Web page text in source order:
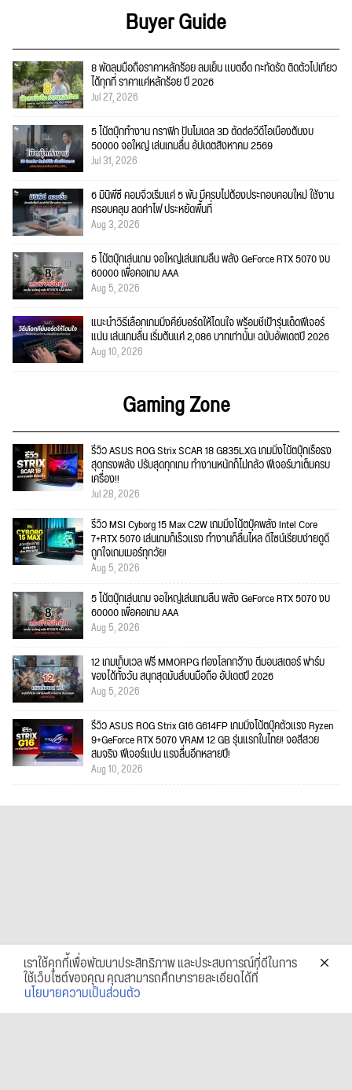
Buyer Guide
8 พัดลมมือถือราคาหลักร้อย ลมเย็น แบตอึด กะทัดรัด ติดตัวไปเที่ยว
ได้ทุกที่ ราคาแค่หลักร้อย ปี 2026
Jul 27, 2026
5 โน้ตบุ๊กทำงาน กราฟิก ปั้นโมเดล 3D ตัดต่อวีดีโอเบื้องต้นงบ
50000 จอใหญ่ เล่นเกมลื่น อัปเดตสิงหาคม 2569
Jul 31, 2026
6 มินิพีซี คอมจิ๋วเริ่มแค่ 5 พัน มีครบไม่ต้องประกอบคอมใหม่ ใช้งาน
ครอบคลุม ลดค่าไฟ ประหยัดพื้นที่
Aug 3, 2026
5 โน้ตบุ๊กเล่นเกม จอใหญ่เล่นเกมลื่น พลัง GeForce RTX 5070 งบ
60000 เพื่อคอเกม AAA
Aug 5, 2026
แนะนำวิธีเลือกเกมมิ่งคีย์บอร์ดให้โดนใจ พร้อมชี้เป้ารุ่นเด็ดฟีเจอร์
แน่น เล่นเกมลื่น เริ่มต้นแค่ 2,086 บาทเท่านั้น! ฉบับอัพเดตปี 2026
Aug 10, 2026
Gaming Zone
รีวิว ASUS ROG Strix SCAR 18 G835LXG เกมมิ่งโน้ตบุ๊กเรือธง
สุดทรงพลัง ปรับสุดทุกเกม ทำงานหนักก็ไม่กลัว ฟีเจอร์มาเต็มครบ
เครื่อง!!
Jul 28, 2026
รีวิว MSI Cyborg 15 Max C2W เกมมิ่งโน้ตบุ๊คพลัง Intel Core
7+RTX 5070 เล่นเกมก็เร็วแรง ทำงานก็ลื่นไหล ดีไซน์เรียบง่ายดูดี
ถูกใจเกมเมอร์ทุกวัย!
Aug 5, 2026
5 โน้ตบุ๊กเล่นเกม จอใหญ่เล่นเกมลื่น พลัง GeForce RTX 5070 งบ
60000 เพื่อคอเกม AAA
Aug 5, 2026
12 เกมเก็บเวล ฟรี MMORPG ท่องโลกกว้าง ตีมอนสเตอร์ ฟาร์ม
ของได้ทั้งวัน สนุกสุดมันส์บนมือถือ อัปเดตปี 2026
Aug 5, 2026
รีวิว ASUS ROG Strix G16 G614FP เกมมิ่งโน้ตบุ๊คตัวแรง Ryzen
9+GeForce RTX 5070 VRAM 12 GB รุ่นแรกในไทย! จอสีสวย
สมจริง ฟีเจอร์แน่น แรงลื่นอีกหลายปี!
Aug 10, 2026
เราใช้คุกกี้เพื่อพัฒนาประสิทธิภาพ และประสบการณ์ที่ดีในการ
ใช้เว็บไซต์ของคุณ คุณสามารถศึกษารายละเอียดได้ที่
นโยบายความเป็นส่วนตัว